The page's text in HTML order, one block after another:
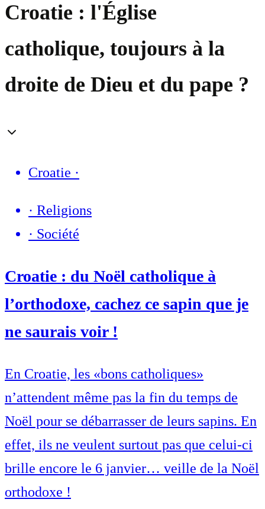
Croatie : l'Église
catholique, toujours à la
droite de Dieu et du pape ?
Croatie ·
· Religions
· Société
Croatie : du Noël catholique à
l’orthodoxe, cachez ce sapin que je
ne saurais voir !
En Croatie, les «bons catholiques»
n’attendent même pas la fin du temps de
Noël pour se débarrasser de leurs sapins. En
effet, ils ne veulent surtout pas que celui-ci
brille encore le 6 janvier… veille de la Noël
orthodoxe !